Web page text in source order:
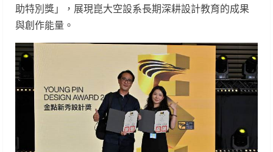
助特別獎」，展現崑大空設系長期深耕設計教育的成果
與創作能量。